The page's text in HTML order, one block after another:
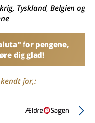
Tyskland, Belgien og
for pengene,
dig glad!
kendt for,: